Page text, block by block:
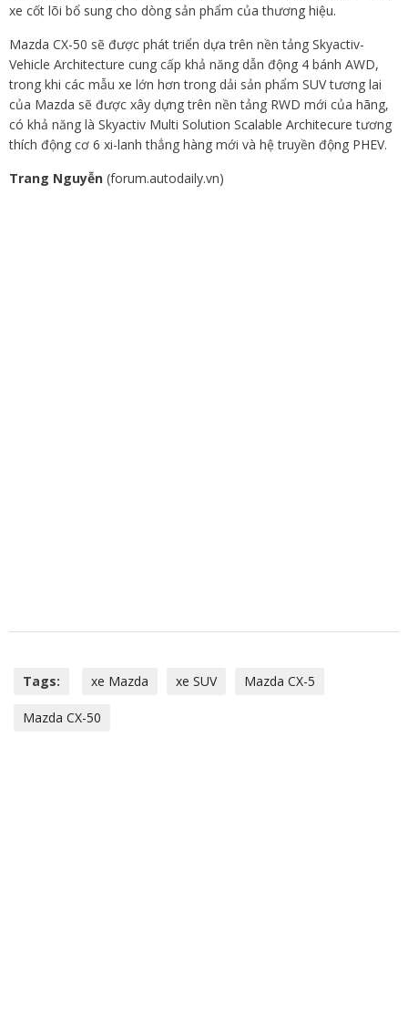
xe cốt lõi bổ sung cho dòng sản phẩm của thương hiệu.
Mazda CX-50 sẽ được phát triển dựa trên nền tảng Skyactiv-
Vehicle Architecture cung cấp khả năng dẫn động 4 bánh AWD,
trong khi các mẫu xe lớn hơn trong dải sản phẩm SUV tương lai
của Mazda sẽ được xây dựng trên nền tảng RWD mới của hãng,
có khả năng là Skyactiv Multi Solution Scalable Architecure tương
thích động cơ 6 xi-lanh thẳng hàng mới và hệ truyền động PHEV.
Trang Nguyễn (forum.autodaily.vn)
Tags: xe Mazda xe SUV Mazda CX-5
Mazda CX-50